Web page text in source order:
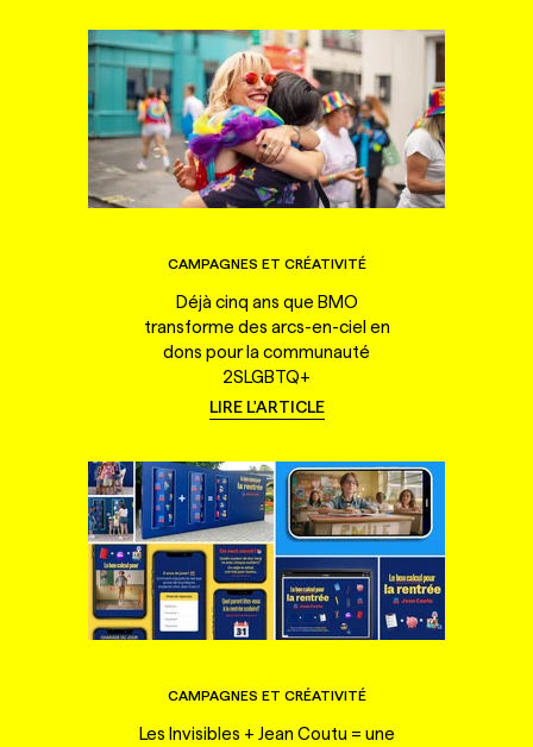
CAMPAGNES ET CRÉATIVITÉ
Déjà cinq ans que BMO
transforme des arcs-en-ciel en
dons pour la communauté
2SLGBTQ+
LIRE L'ARTICLE
CAMPAGNES ET CRÉATIVITÉ
Les Invisibles + Jean Coutu = une